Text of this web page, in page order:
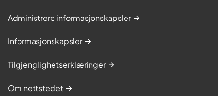
Administrere informasjonskapsler
Informasjonskapsler
Tilgjenglighetserklæringer
Om nettstedet